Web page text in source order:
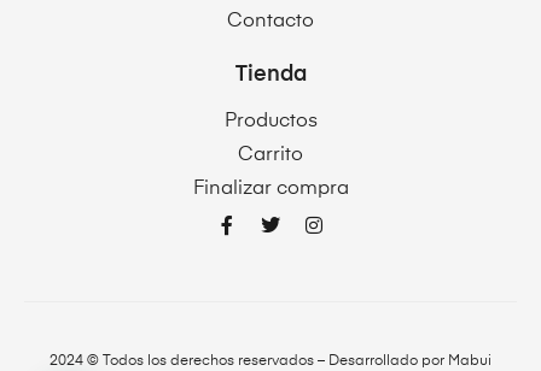
Contacto
Tienda
Productos
Carrito
Finalizar compra
2024 © Todos los derechos reservados – Desarrollado por Mabui